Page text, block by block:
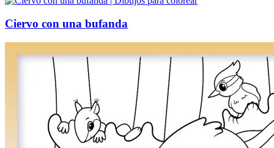
Ciervo con una bufanda